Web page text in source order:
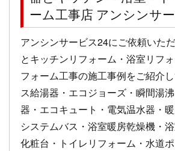
ーム工事店 アンシンサ
アンシンサービス24にご依頼いた
とキッチンリフォーム・浴室リフ
フォーム工事の施工事例をご紹介
ス給湯器・エコジョーズ・瞬間湯
器・エコキュート・電気温水器・
システムバス・浴室暖房乾燥機・
化粧台・トイレリフォーム・水道